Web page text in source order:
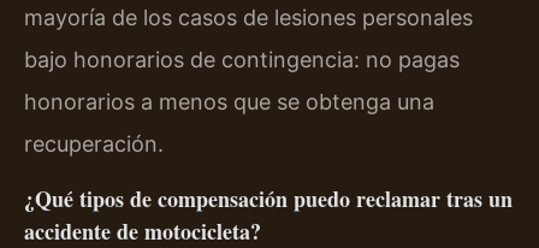
mayoría de los casos de lesiones personales
bajo honorarios de contingencia: no pagas
honorarios a menos que se obtenga una
recuperación.
¿Qué tipos de compensación puedo reclamar tras un
accidente de motocicleta?